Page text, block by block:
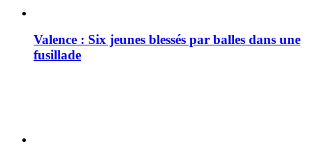
Valence : Six jeunes blessés par balles dans une
fusillade